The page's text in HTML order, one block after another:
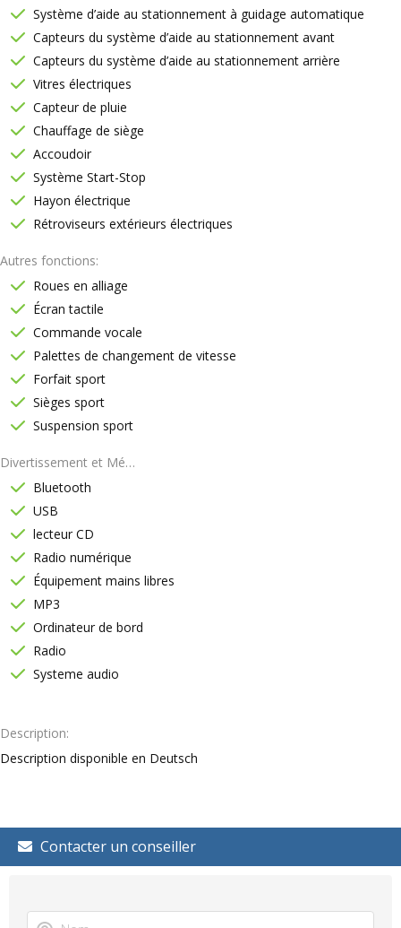
Système d’aide au stationnement à guidage automatique
Capteurs du système d’aide au stationnement avant
Capteurs du système d’aide au stationnement arrière
Vitres électriques
Capteur de pluie
Chauffage de siège
Accoudoir
Système Start-Stop
Hayon électrique
Rétroviseurs extérieurs électriques
Autres fonctions
Roues en alliage
Écran tactile
Commande vocale
Palettes de changement de vitesse
Forfait sport
Sièges sport
Suspension sport
Divertissement et Médias
Bluetooth
USB
lecteur CD
Radio numérique
Équipement mains libres
MP3
Ordinateur de bord
Radio
Systeme audio
Description
Description disponible en Deutsch
Contacter un conseiller